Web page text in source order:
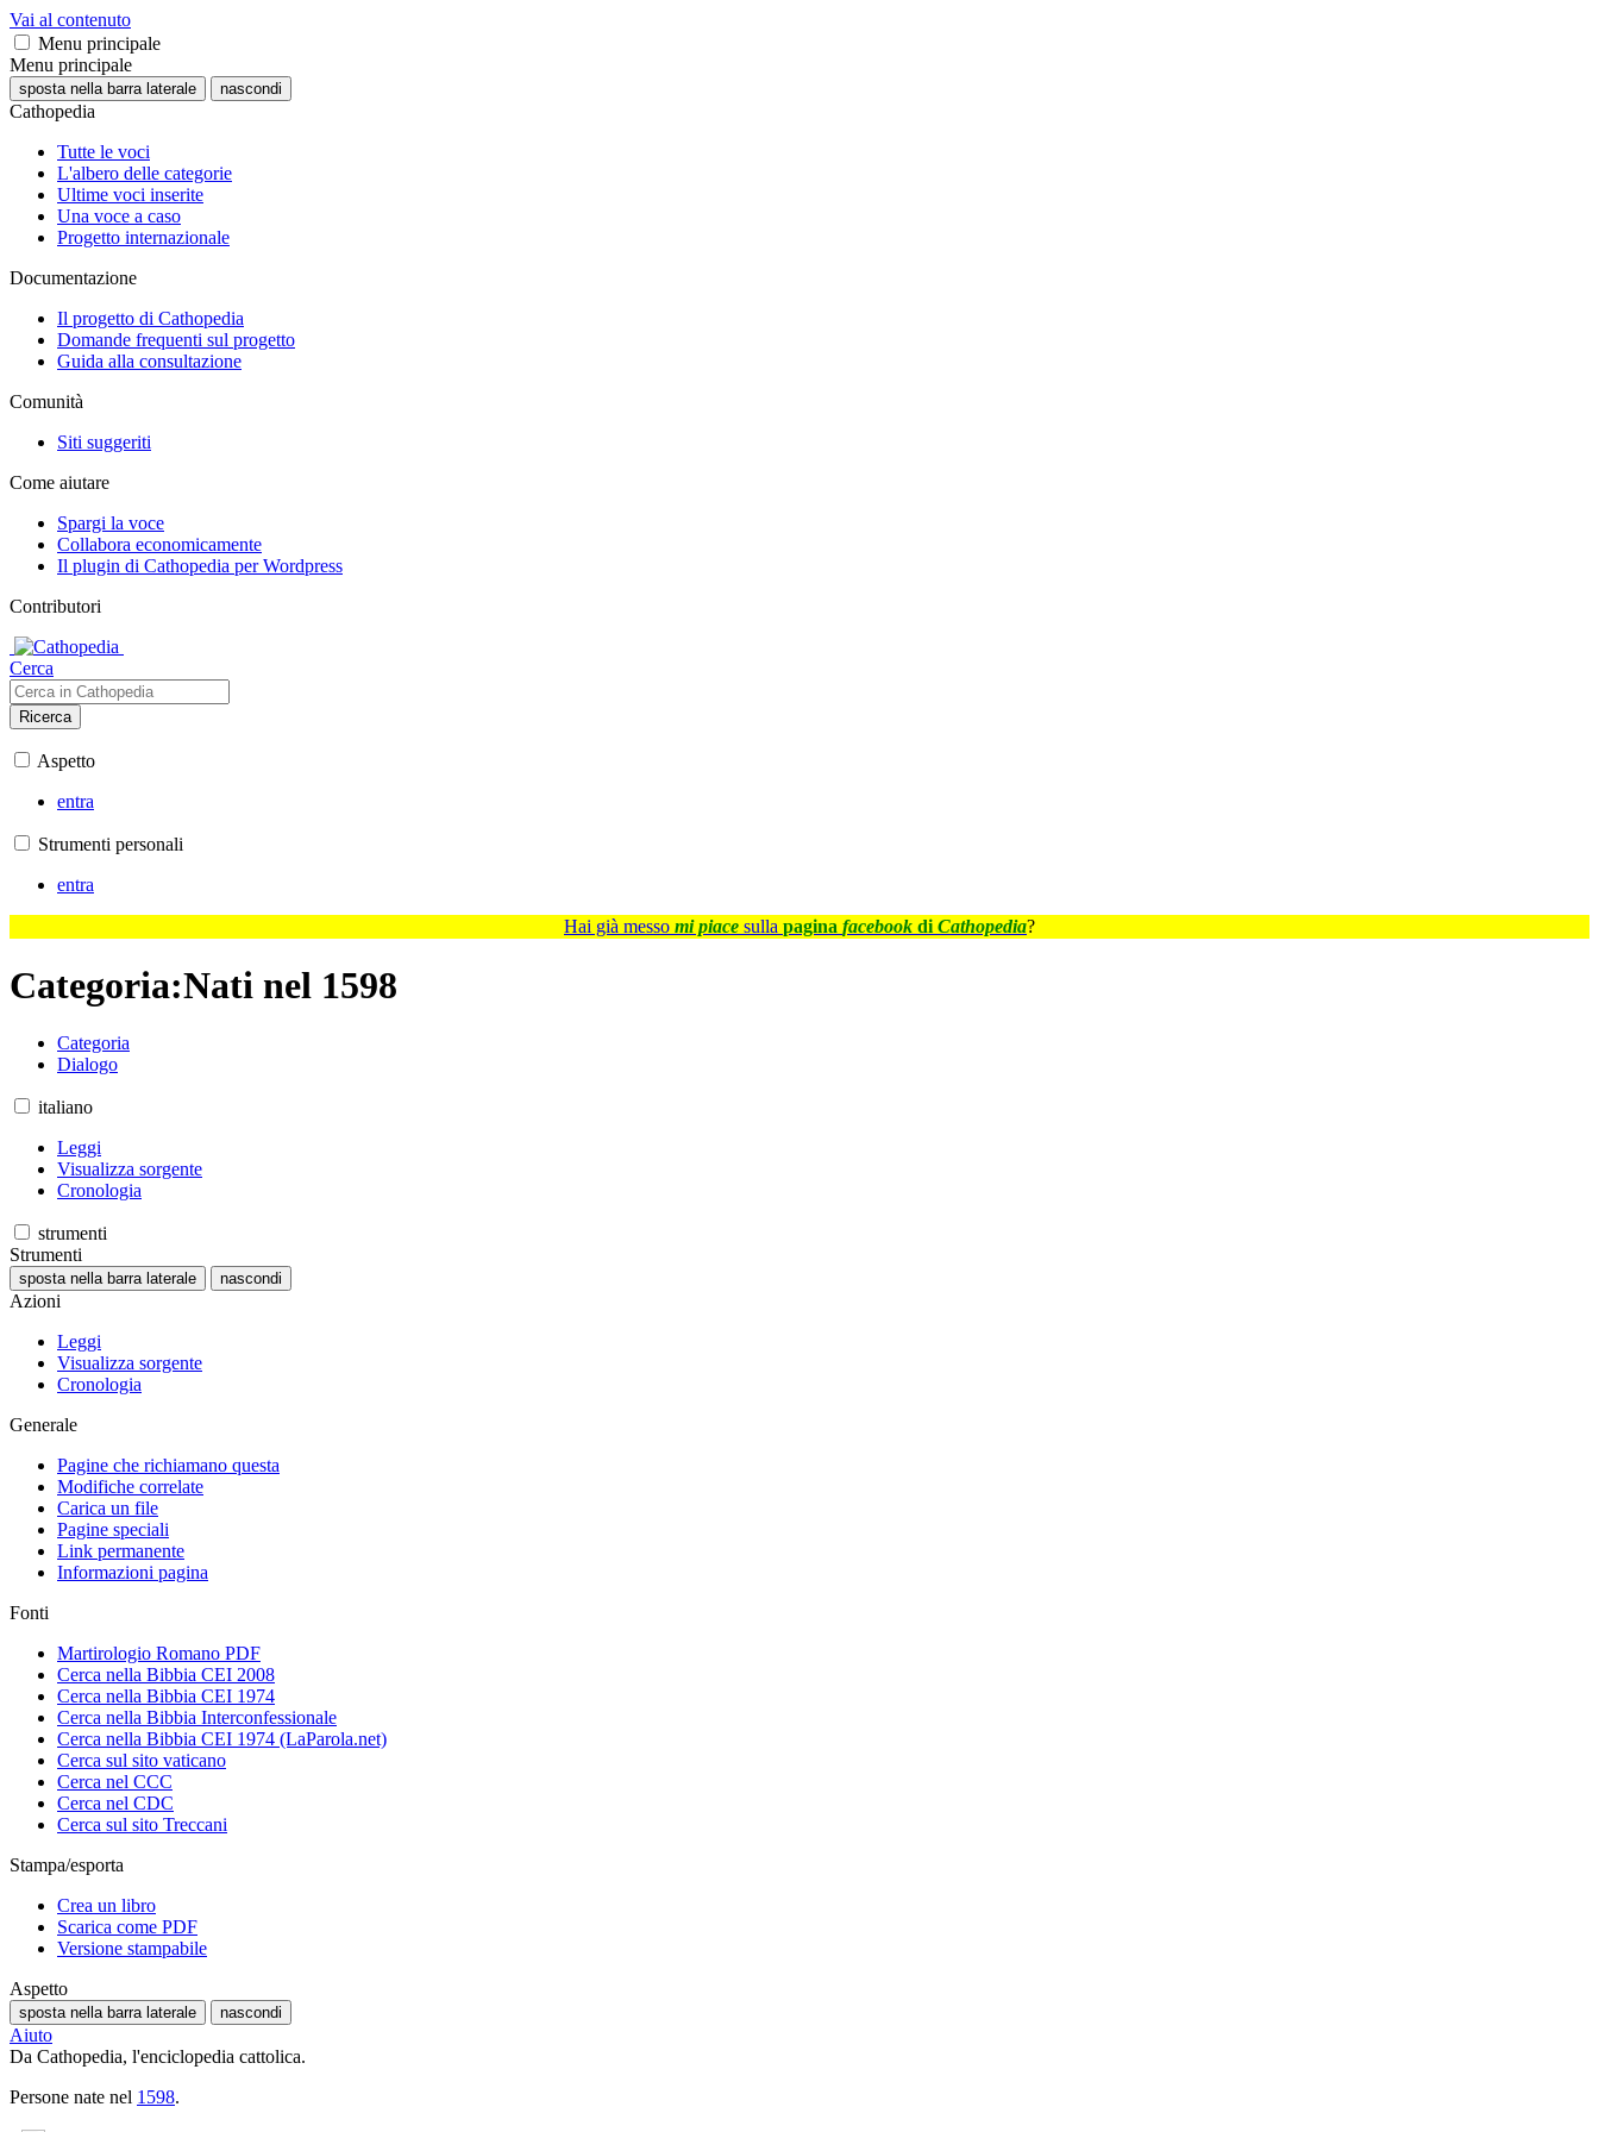
Vai al contenuto
Menu principale
Menu principale
sposta nella barra laterale nascondi
Cathopedia
Tutte le voci
L'albero delle categorie
Ultime voci inserite
Una voce a caso
Progetto internazionale
Documentazione
Il progetto di Cathopedia
Domande frequenti sul progetto
Guida alla consultazione
Comunità
Siti suggeriti
Come aiutare
Spargi la voce
Collabora economicamente
Il plugin di Cathopedia per Wordpress
Contributori
Cerca
Ricerca
Aspetto
entra
Strumenti personali
entra
Hai già messo mi piace sulla pagina facebook di Cathopedia?
Categoria:Nati nel 1598
Categoria
Dialogo
italiano
Leggi
Visualizza sorgente
Cronologia
strumenti
Strumenti
sposta nella barra laterale nascondi
Azioni
Leggi
Visualizza sorgente
Cronologia
Generale
Pagine che richiamano questa
Modifiche correlate
Carica un file
Pagine speciali
Link permanente
Informazioni pagina
Fonti
Martirologio Romano PDF
Cerca nella Bibbia CEI 2008
Cerca nella Bibbia CEI 1974
Cerca nella Bibbia Interconfessionale
Cerca nella Bibbia CEI 1974 (LaParola.net)
Cerca sul sito vaticano
Cerca nel CCC
Cerca nel CDC
Cerca sul sito Treccani
Stampa/esporta
Crea un libro
Scarica come PDF
Versione stampabile
Aspetto
sposta nella barra laterale nascondi
Aiuto
Da Cathopedia, l'enciclopedia cattolica.
Persone nate nel 1598.